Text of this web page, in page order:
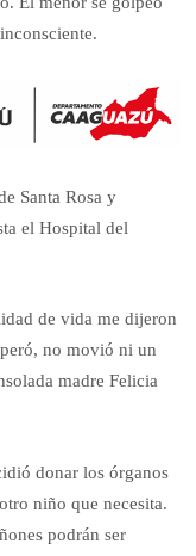
Santa Rosa y
el Hospital del
de vida me dijeron
no movió ni un
madre Felicia
donar los órganos
niño que necesita.
podrán ser